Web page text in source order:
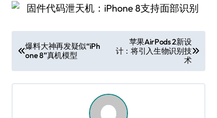
章
导
航
爆料大神再发疑似“iPh
one 8”真机模型
苹果AirPods 2新设
计：将引入生物识别技
术